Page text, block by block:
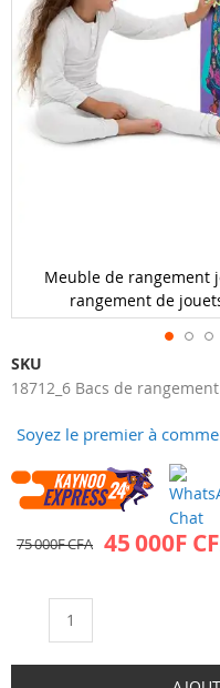
SKU
18712_6 Bacs de
Soyez le premier à
45 000F
75 000F CFA
Meuble de rangement
rangement de
Skip
to
beginning
the
images